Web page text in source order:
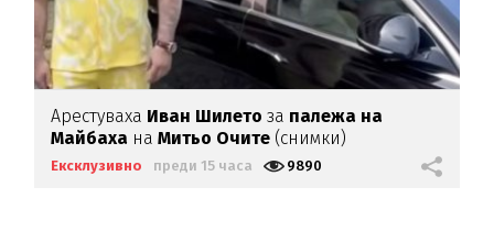
Арестуваха Иван Шилетоза палежа на
Майбаха наМитьо Очите (снимки)
Ексклузивно преди 15 часа 9890